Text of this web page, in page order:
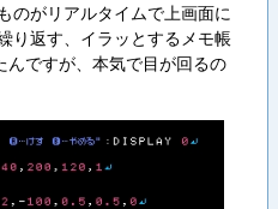
のがリアルタイムで上画面に
り返す、イラッとするメモ帳
ですが、本気で目が回るの